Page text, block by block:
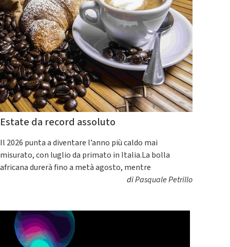
Estate da record assoluto
Il 2026 punta a diventare l’anno più caldo mai
misurato, con luglio da primato in Italia.La bolla
africana durerà fino a metà agosto, mentre
diPasquale Petrillo